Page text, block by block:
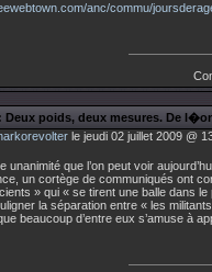
anc/commu/
poids, deux mesures. De
le jeudi 02 juillet 2009 @
unanimité que l’on peut voir
un cortège de communiqués ont
» qui « se tirent une balle dans
la séparation entre « les
beaucoup d’entre eux s’amuse à